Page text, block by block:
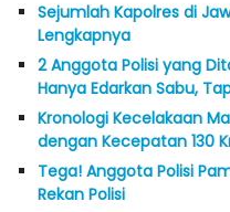
Sejumlah Kapolres di
Lengkapnya
2 Anggota Polisi yang
Hanya Edarkan Sabu,
Kronologi Kecelakaan
dengan Kecepatan 130
Tega! Anggota Polisi
Rekan Polisi